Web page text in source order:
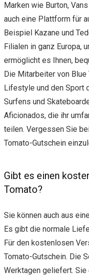
Marken wie Burton,
auch eine Plattform für
Beispiel Kazane und
Filialen in ganz Europa,
ermöglicht es Ihnen,
Die Mitarbeiter von
Lifestyle und den Sport
Surfens und
Aficionados, die ihr
teilen. Vergessen Sie
Tomato-Gutschein
Gibt es einen
Tomato?
Sie können auch aus
Es gibt die normale
Für den kostenlosen
Tomato-Gutschein. Die
Werktagen geliefert.